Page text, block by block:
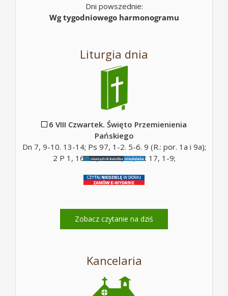
Dni powszednie:
Wg tygodniowego harmonogramu
Liturgia dnia
6 VIII Czwartek. Święto Przemienienia
Pańskiego
Dn 7, 9-10. 13-14; Ps 97, 1-2. 5-6. 9 (R.: por. 1a i 9a);
2 P 1, 16-19; Mt 17, 5c; Mt 17, 1-9;
Zobacz czytanie na dziś
Kancelaria